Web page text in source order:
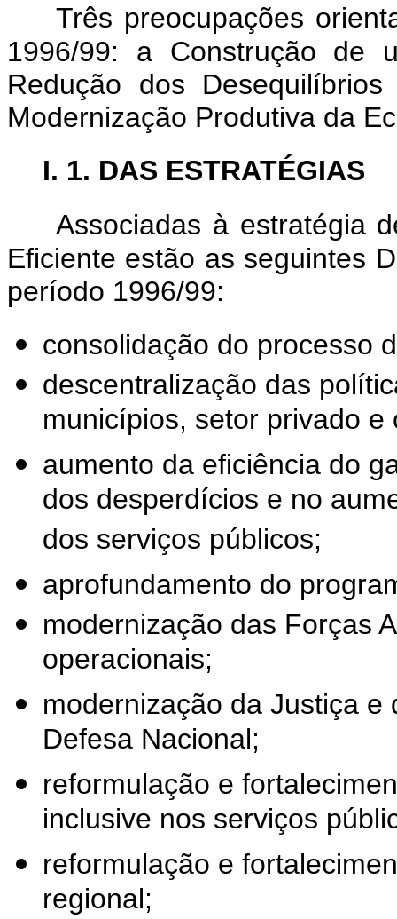
Três preocupações
1996/99: a Construção de
Redução dos
Modernização Produtiva da
I. 1. DAS ESTRATÉGIAS
Associadas à estratégia
Eficiente estão as seguintes
período 1996/99:
consolidação do processo
descentralização das
municípios, setor privado
aumento da eficiência do
dos desperdícios e no
dos serviços públicos;
aprofundamento do
modernização das Forças
operacionais;
modernização da Justiça
Defesa Nacional;
reformulação e
inclusive nos serviços
reformulação e
regional;